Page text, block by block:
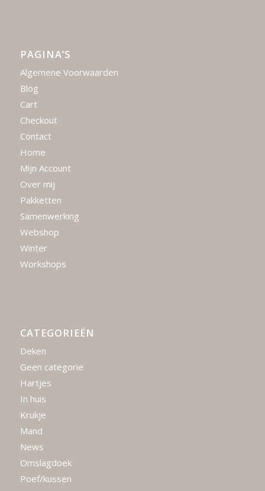
PAGINA’S
Algemene Voorwaarden
Blog
Cart
Checkout
Contact
Home
Mijn Account
Over mij
Pakketten
Samenwerking
Webshop
Winter
Workshops
CATEGORIEËN
Deken
Geen categorie
Hartjes
In huis
Krukje
Mand
News
Omslagdoek
Poef/kussen